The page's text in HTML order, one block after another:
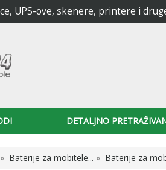
UPS-ove, skenere, printere i
DETALJNO
» Baterije za mobitele... » Baterije za